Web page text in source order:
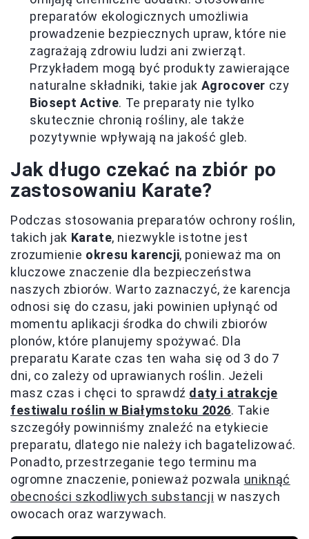
preparatów ekologicznych umożliwia
prowadzenie bezpiecznych upraw, które nie
zagrażają zdrowiu ludzi ani zwierząt.
Przykładem mogą być produkty zawierające
naturalne składniki, takie jak Agrocover czy
Biosept Active. Te preparaty nie tylko
skutecznie chronią rośliny, ale także
pozytywnie wpływają na jakość gleb.
Jak długo czekać na zbiór po
zastosowaniu Karate?
Podczas stosowania preparatów ochrony roślin,
takich jak Karate, niezwykle istotne jest
zrozumienie okresu karencji, ponieważ ma on
kluczowe znaczenie dla bezpieczeństwa
naszych zbiorów. Warto zaznaczyć, że karencja
odnosi się do czasu, jaki powinien upłynąć od
momentu aplikacji środka do chwili zbiorów
plonów, które planujemy spożywać. Dla
preparatu Karate czas ten waha się od 3 do 7
dni, co zależy od uprawianych roślin. Jeżeli
masz czas i chęci to sprawdź daty i atrakcje
festiwalu roślin w Białymstoku 2026. Takie
szczegóły powinniśmy znaleźć na etykiecie
preparatu, dlatego nie należy ich bagatelizować.
Ponadto, przestrzeganie tego terminu ma
ogromne znaczenie, ponieważ pozwala uniknąć
obecności szkodliwych substancji w naszych
owocach oraz warzywach.